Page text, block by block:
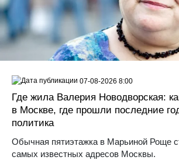
Где жила Валерия Новодворская:
в Москве, где прошли последние
политика
Обычная пятиэтажка в Марьиной Роще
самых известных адресов Москвы.
07-08-2026 8:00